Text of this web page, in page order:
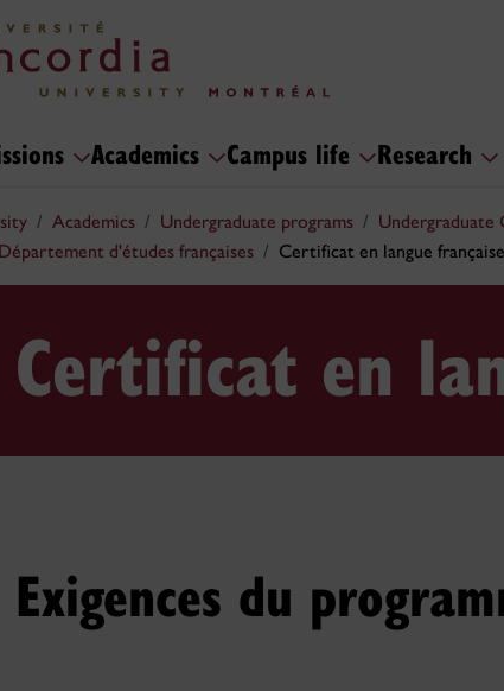
Academics Campus life Research
Academics Undergraduate programs Undergraduate
d'études françaises
Certificat en langue française
Certificat en
Exigences du